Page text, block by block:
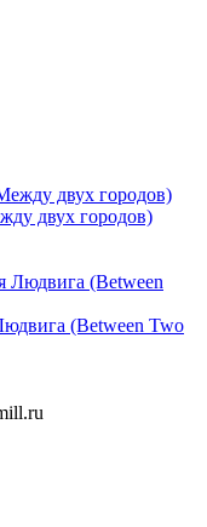
двух городов)
(Between Two